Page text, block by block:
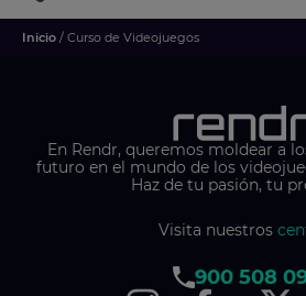
Inicio / Curso de Videojuegos
En Rendr, queremos moldear a
futuro en el mundo de los
Haz de tu pasión, tu
Visita nuestros
900 508